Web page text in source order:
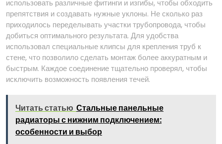
использовать различные фитинги и изгибы, чтобы обходить
препятствия и создавать нужные уклоны. Не сколько раз
приходилось переделывать участки трубопровода, чтобы
добиться оптимального результата. Для удобства
использовал специальные клипсы для крепления труб к
стене, что позволило сделать монтаж более аккуратным и
быстрым. Каждое соединение тщательно проверял, чтобы
исключить возможность появления течей.
Читать статью Стальные панельные
радиаторы с нижним подключением:
особенности и выбор